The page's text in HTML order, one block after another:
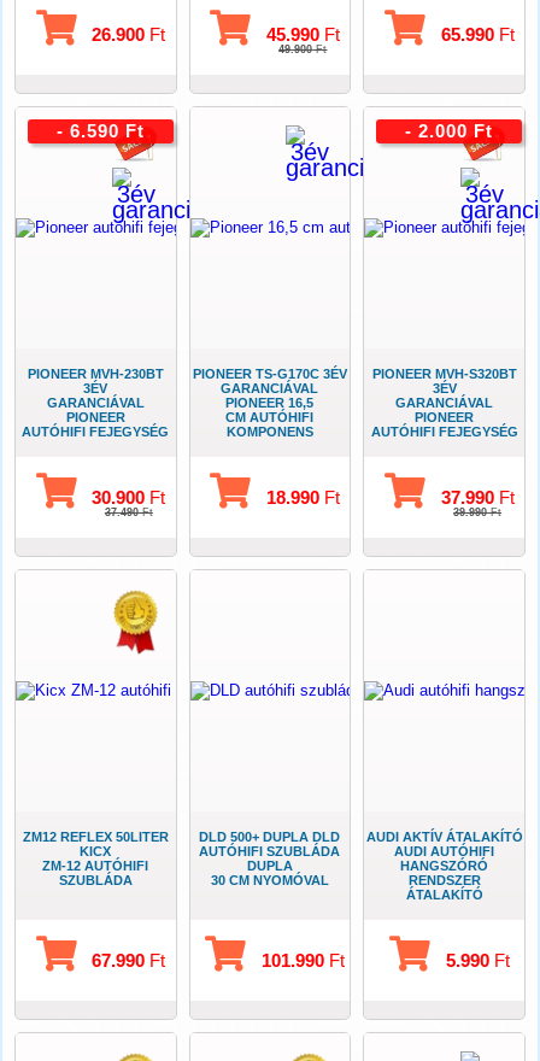
26.900 Ft 45.990Ft
49.900Ft
65.990Ft
PIONEER MVH-230BT
3ÉV
GARANCIÁVAL
PIONEER
AUTÓHIFI FEJEGYSÉG
30.900 Ft
37.490Ft
- 6.590 Ft
PIONEER TS-G170C 3ÉV
GARANCIÁVAL
PIONEER 16,5
CM AUTÓHIFI
KOMPONENS
18.990Ft
PIONEER MVH-S320BT
3ÉV
GARANCIÁVAL
PIONEER
AUTÓHIFI FEJEGYSÉG
37.990Ft
39.990Ft
- 2.000 Ft
ZM12 REFLEX 50LITER
KICX
ZM-12 AUTÓHIFI
SZUBLÁDA
67.990 Ft
DLD 500+ DUPLA DLD
AUTÓHIFI SZUBLÁDA
DUPLA
30 CM NYOMÓVAL
101.990Ft
AUDI AKTÍV ÁTALAKÍTÓ
AUDI AUTÓHIFI
HANGSZÓRÓ
RENDSZER
ÁTALAKÍTÓ
5.990Ft